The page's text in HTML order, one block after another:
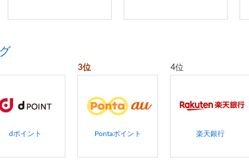
dポイント
3位
Pontaポイント
4位
楽天銀行